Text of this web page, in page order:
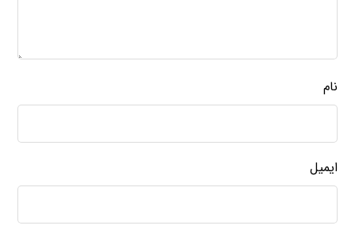
نام
ایمیل